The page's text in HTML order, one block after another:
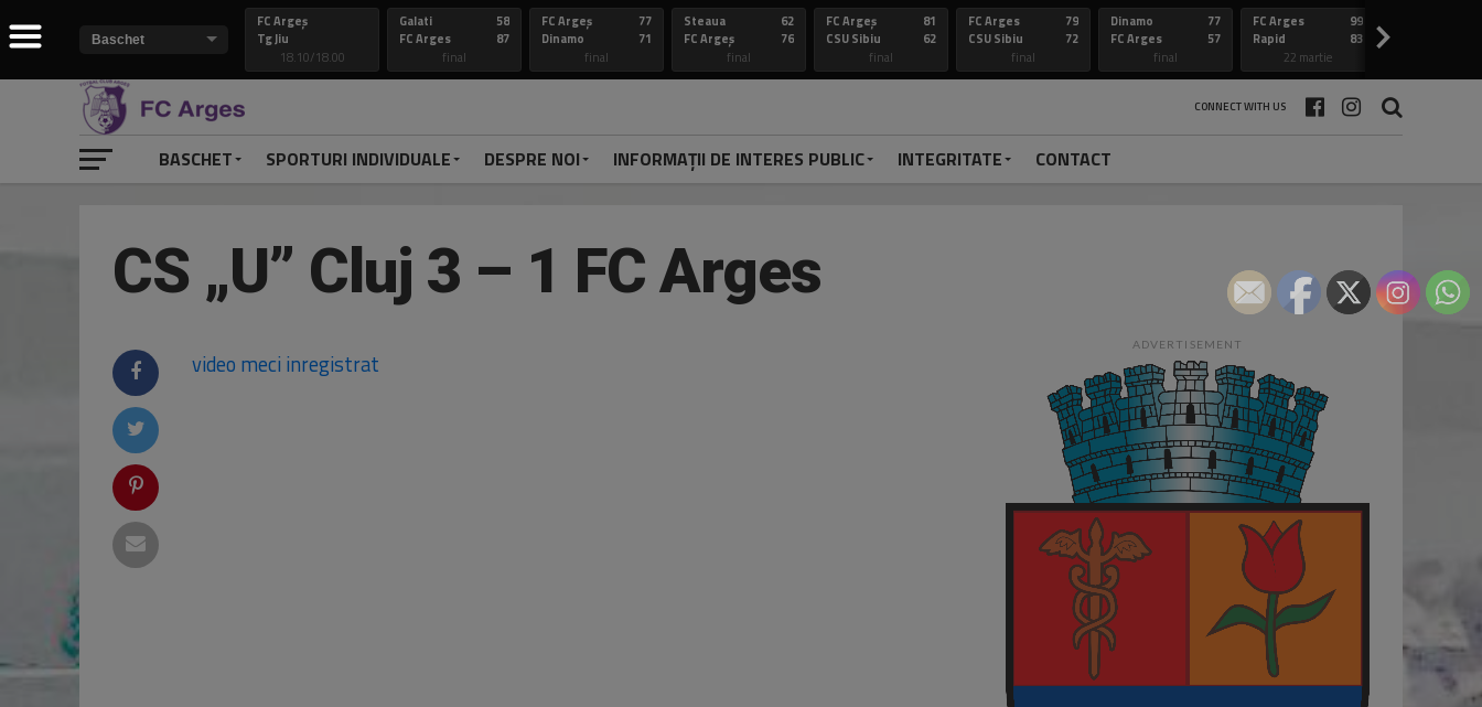
FC Argeș
Tg Jiu
18.10/18.00
Galati
FC Arges
58
87
final
FC Argeș
Dinamo
77
71
final
Steaua
FC Argeș
62
76
final
FC Argeș
CSU Sibiu
81
62
final
FC Arges
CSU Sibiu
79
72
final
Dinamo
FC Arges
77
57
final
FC Arges
Rapid
99
83
22 martie
>
CONNECT WITH US
BASCHET SPORTURI INDIVIDUALE DESPRE NOI INFORMAȚII DE INTERES PUBLIC INTEGRITATE CONTACT
CS „U” Cluj 3 – 1 FC Arges
video meci inregistrat
ADVERTISEMENT